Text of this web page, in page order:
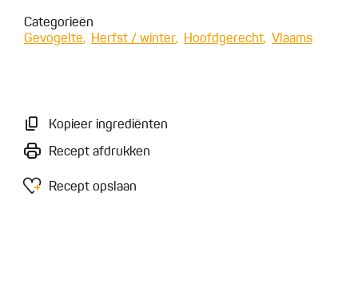
Categorieën
Gevogelte
Herfst / winter Hoofdgerecht Vlaams
Kopieer ingrediënten
Recept afdrukken
Recept opslaan